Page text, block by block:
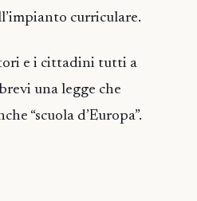
curriculare.
e i cittadini tutti a
una legge che
“scuola d’Europa”.